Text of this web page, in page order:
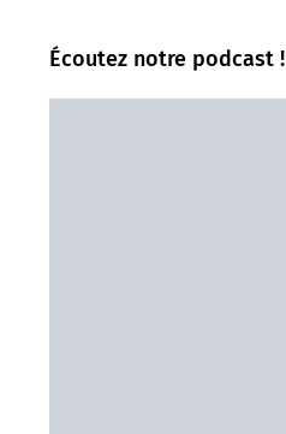
Écoutez notre podcast !